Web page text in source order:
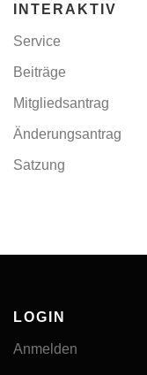
INTERAKTIV
Service
Beiträge
Mitgliedsantrag
Änderungsantrag
Satzung
LOGIN
Anmelden